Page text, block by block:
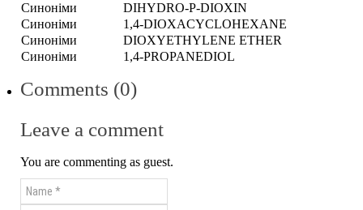
Синоніми
DIHYDRO-P-DIOXIN
Синоніми
1,4-DIOXACYCLOHEXANE
Синоніми
DIOXYETHYLENE ETHER
Синоніми
1,4-PROPANEDIOL
Comments (0)
Leave a comment
You are commenting as guest.